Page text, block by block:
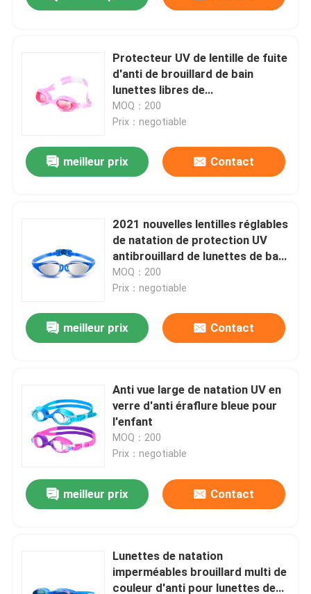
Protecteur UV de lentille de fuite
d'anti de brouillard de bain
lunettes libres de
SportSwimming pour des
enfants d'enfants
MOQ：200
Prix：negotiable
meilleur prix Contact
2021 nouvelles lentilles réglables
de natation de protection UV
antibrouillard de lunettes de bain
pour des femmes des hommes
MOQ：200
Prix：negotiable
meilleur prix Contact
Anti vue large de natation UV en
verre d'anti éraflure bleue pour
l'enfant
MOQ：200
Prix：negotiable
meilleur prix Contact
Lunettes de natation
imperméables brouillard multi de
couleur d'anti pour lunettes de